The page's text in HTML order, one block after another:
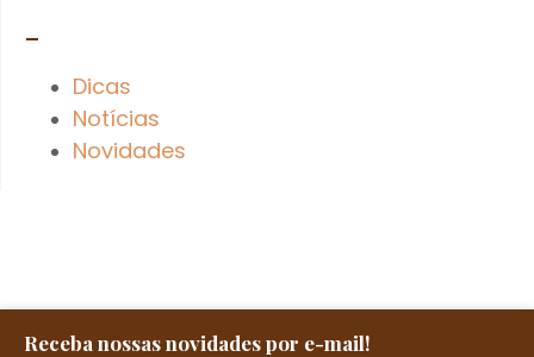
–
Dicas
Notícias
Novidades
Receba nossas novidades por e-mail!